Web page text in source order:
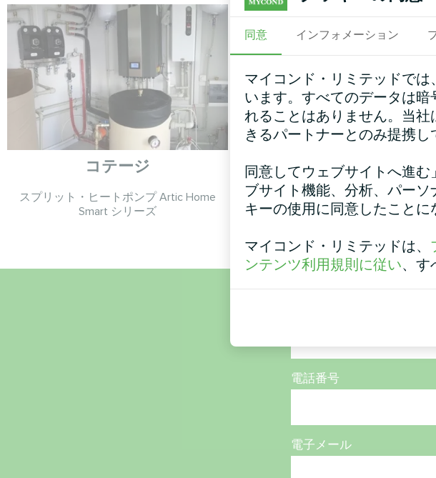
コテージ
スプリット・ヒートポンプ Artic Home
Smart シリーズ
管理棟
モジュラーヒートポンプ MCUシ
電話番号
電子メール
同意 インフォメーション
マイコンド・リミテッドで
います。すべてのデータは
れることはありません。当
きるパートナーとのみ提携し
同意してウェブサイトへ進
ブサイト機能、分析、パー
キーの使用に同意したことに
マイコンド・リミテッドは、
ンテンツ利用規則に従い、す